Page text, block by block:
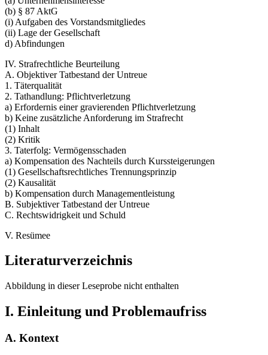
(b) § 87 AktG
(i) Aufgaben des Vorstandsmitgliedes
(ii) Lage der Gesellschaft
d) Abfindungen
IV. Strafrechtliche Beurteilung
A. Objektiver Tatbestand der Untreue
1. Täterqualität
2. Tathandlung: Pflichtverletzung
a) Erfordernis einer gravierenden Pflichtverletzung
b) Keine zusätzliche Anforderung im Strafrecht
(1) Inhalt
(2) Kritik
3. Taterfolg: Vermögensschaden
a) Kompensation des Nachteils durch Kurssteigerungen
(1) Gesellschaftsrechtliches Trennungsprinzip
(2) Kausalität
b) Kompensation durch Managementleistung
B. Subjektiver Tatbestand der Untreue
C. Rechtswidrigkeit und Schuld
V. Resümee
Literaturverzeichnis
Abbildung in dieser Leseprobe nicht enthalten
I. Einleitung und Problemaufriss
A. Kontext